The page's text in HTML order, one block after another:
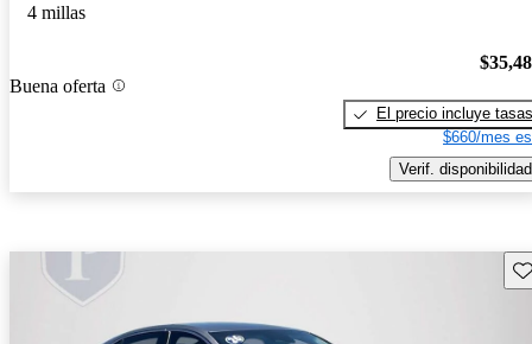
4 millas
Buena oferta
El precio incluye tasas
$660/mes
Verif. disponibilidad